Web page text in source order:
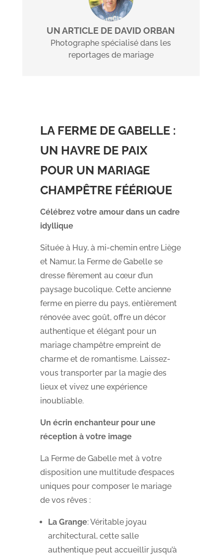
UN ARTICLE DE DAVID ORBAN
Photographe spécialisé dans les
reportages de mariage
LA FERME DE GABELLE :
UN HAVRE DE PAIX
POUR UN MARIAGE
CHAMPÊTRE FÉÉRIQUE
Célébrez votre amour dans un cadre
idyllique
Située à Huy, à mi-chemin entre Liège
et Namur, la Ferme de Gabelle se
dresse fièrement au cœur d’un
paysage bucolique. Cette ancienne
ferme en pierre du pays, entièrement
rénovée avec goût, offre un décor
authentique et élégant pour un
mariage champêtre empreint de
charme et de romantisme. Laissez-
vous transporter par la magie des
lieux et vivez une expérience
inoubliable.
Un écrin enchanteur pour une
réception à votre image
La Ferme de Gabelle met à votre
disposition une multitude d’espaces
uniques pour composer le mariage
de vos rêves :
La Grange: Véritable joyau
architectural, cette salle
authentique peut accueillir jusqu’à